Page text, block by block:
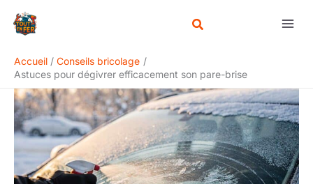
Accueil
Conseils bricolage
Astuces pour dégivrer efficacement son pare-brise